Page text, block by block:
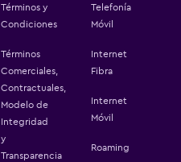
Términos y
Condiciones
Términos
Comerciales,
Contractuales,
Modelo de
Integridad
y
Transparencia
Telefonía
Móvil
Internet
Fibra
Internet
Móvil
Roaming